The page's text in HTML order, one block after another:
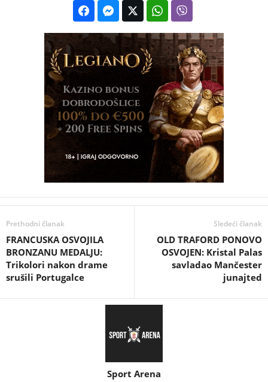
Prethodni članak
FRANCUSKA OSVOJILA
BRONZANU MEDALJU:
Trikolori nakon drame
srušili Portugalce
Sledeći članak
OLD TRAFORD PONOVO
OSVOJEN: Kristal Palas
savladao Mančester
junajted
Sport Arena